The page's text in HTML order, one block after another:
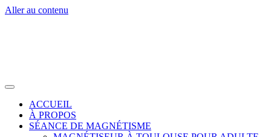
Aller au contenu
ACCUEIL
À PROPOS
SÉANCE DE MAGNÉTISME